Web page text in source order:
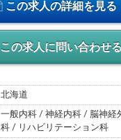
この求人の詳細を見る
この求人に問い合わせる
北海道
一般内科 / 神経内科 / 脳神経
科 / リハビリテーション科